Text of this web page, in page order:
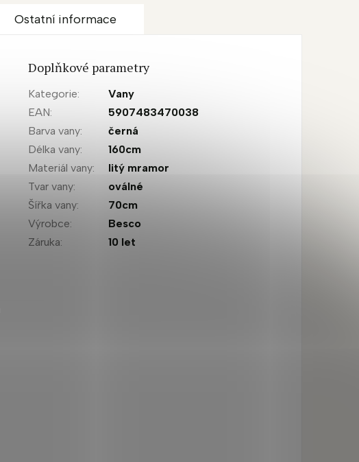
Ostatní informace
Doplňkové parametry
Kategorie:
Vany
EAN:
5907483470038
Barva vany:
černá
Délka vany:
160cm
Materiál vany:
litý mramor
Tvar vany:
oválné
Šířka vany:
70cm
Výrobce:
Besco
Záruka: 10 let